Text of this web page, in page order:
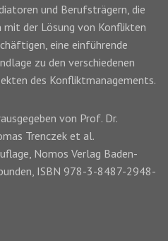
und Berufsträgern, die
mit der Lösung von Konflikten
eine einführende
zu den verschiedenen
des Konfliktmanagements.
von Prof. Dr.
Trenczek et al.
Nomos Verlag Baden-
ISBN 978-3-8487-2948-